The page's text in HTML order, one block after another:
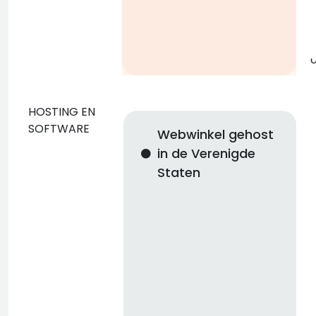
HOSTING EN
SOFTWARE
Webwinkel gehost
in de Verenigde
Staten